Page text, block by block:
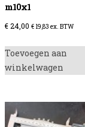
m10x1
€24,00 € 19,83 ex. BTW
Toevoegen aan
winkelwagen